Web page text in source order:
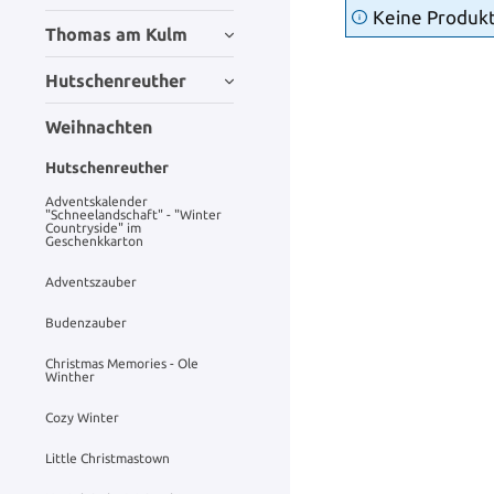
Thomas am Kulm
Hutschenreuther
Weihnachten
Hutschenreuther
Adventskalender
"Schneelandschaft" - "Winter
Countryside" im
Geschenkkarton
Adventszauber
Budenzauber
Christmas Memories - Ole
Winther
Cozy Winter
Little Christmastown
Keine